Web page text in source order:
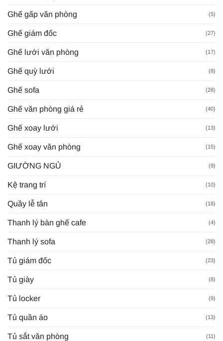
Ghế gấp văn phòng (5)
Ghế giám đốc (27)
Ghế lưới văn phòng (17)
Ghế quỳ lưới (8)
Ghế sofa (28)
Ghế văn phòng giá rẻ (40)
Ghế xoay lưới (13)
Ghế xoay văn phòng (15)
GIƯỜNG NGỦ (9)
Kệ trang trí (10)
Quầy lễ tân (18)
Thanh lý bàn ghế cafe (4)
Thanh lý sofa (28)
Tủ giám đốc (23)
Tủ giày (8)
Tủ locker (9)
Tủ quần áo (13)
Tủ sắt văn phòng (11)